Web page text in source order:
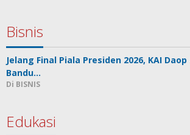
Bisnis
Jelang Final Piala Presiden 2026, KAI Daop
Bandu…
Di BISNIS
Edukasi